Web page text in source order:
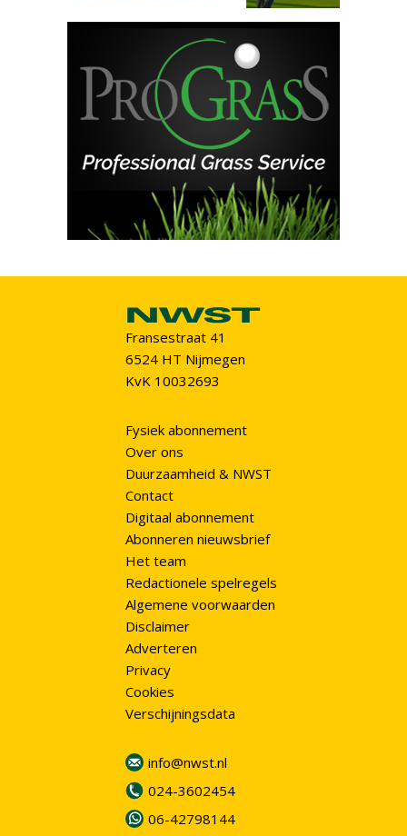
Fransestraat 41
6524 HT Nijmegen
KvK 10032693
Fysiek abonnement
Over ons
Duurzaamheid & NWST
Contact
Digitaal abonnement
Abonneren nieuwsbrief
Het team
Redactionele spelregels
Algemene voorwaarden
Disclaimer
Adverteren
Privacy
Cookies
Verschijningsdata
info@nwst.nl
024-3602454
06-42798144